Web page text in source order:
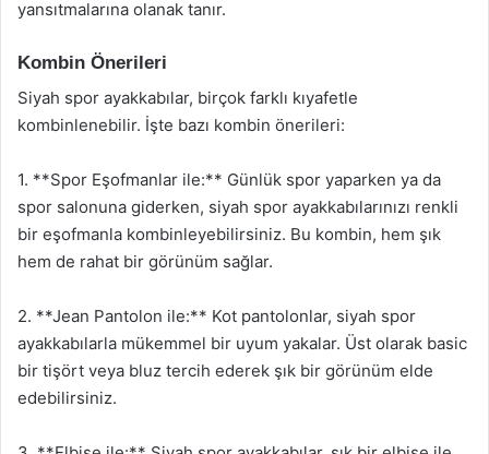
yansıtmalarına olanak tanır.
Kombin Önerileri
Siyah spor ayakkabılar, birçok farklı kıyafetle
kombinlenebilir. İşte bazı kombin önerileri:
1. **Spor Eşofmanlar ile:** Günlük spor yaparken ya da
spor salonuna giderken, siyah spor ayakkabılarınızı renkli
bir eşofmanla kombinleyebilirsiniz. Bu kombin, hem şık
hem de rahat bir görünüm sağlar.
2. **Jean Pantolon ile:** Kot pantolonlar, siyah spor
ayakkabılarla mükemmel bir uyum yakalar. Üst olarak basic
bir tişört veya bluz tercih ederek şık bir görünüm elde
edebilirsiniz.